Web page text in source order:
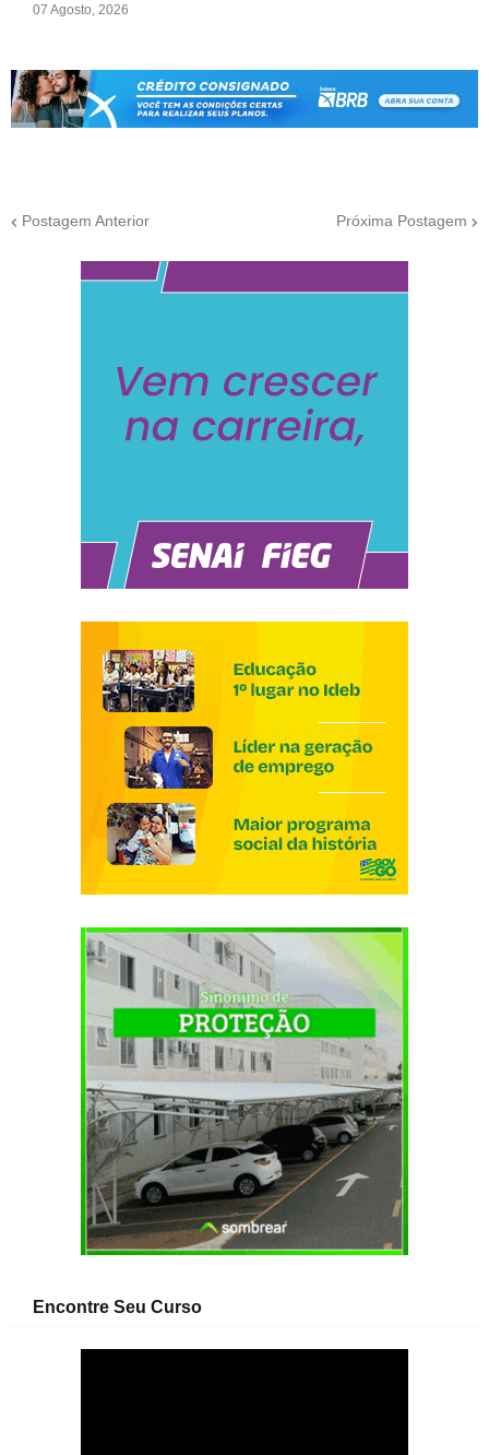
07 Agosto, 2026
Postagem Anterior Próxima Postagem
Encontre Seu Curso